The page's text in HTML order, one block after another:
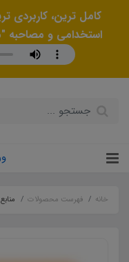
کامل ترین، کاربردی
استخدامی و مصاحبه
خانه فهرست محصولات